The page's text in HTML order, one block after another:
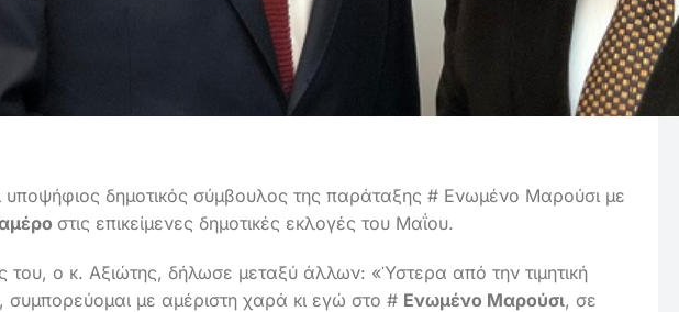
υποψήφιος δημοτικός σύμβουλος της παράταξης # Ενωμένο Μαρούσι με
στις επικείμενες δημοτικές εκλογές του Μαΐου.
του, ο κ. Αξιώτης, δήλωσε μεταξύ άλλων: «Ύστερα από την τιμητική
με αμέριστη χαρά κι εγώ στο # Ενωμένο Μαρούσι, σε